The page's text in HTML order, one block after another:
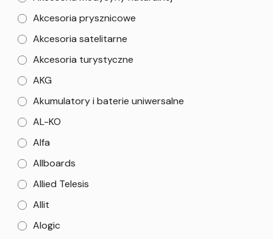
Akcesoria prysznicowe
Akcesoria satelitarne
Akcesoria turystyczne
AKG
Akumulatory i baterie uniwersalne
AL-KO
Alfa
Allboards
Allied Telesis
Allit
Alogic